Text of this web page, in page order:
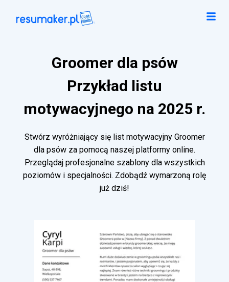
Groomer dla psów
Przykład listu
motywacyjnego na 2025 r.
Stwórz wyróżniający się list motywacyjny Groomer
dla psów za pomocą naszej platformy online.
Przeglądaj profesjonalne szablony dla wszystkich
poziomów i specjalności. Zdobądź wymarzoną rolę
już dziś!